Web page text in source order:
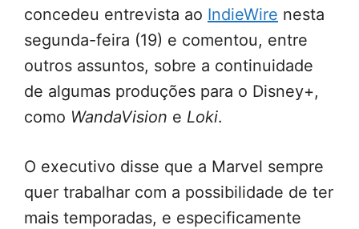
concedeu entrevista ao IndieWire nesta
segunda-feira (19) e comentou, entre
outros assuntos, sobre a continuidade
de algumas produções para o Disney+,
como WandaVision e Loki.
O executivo disse que a Marvel sempre
quer trabalhar com a possibilidade de ter
mais temporadas, e especificamente